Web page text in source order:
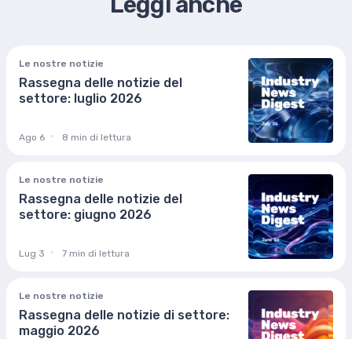
Le nostre notizie
Rassegna delle notizie del
settore: luglio 2026
Ago 6 8 min di lettura
Le nostre notizie
Rassegna delle notizie del
settore: giugno 2026
Lug 3 7 min di lettura
Le nostre notizie
Rassegna delle notizie di settore:
maggio 2026